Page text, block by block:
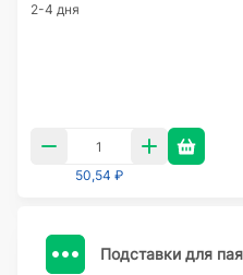
2-4 дня
50,54 ₽
Подставки для